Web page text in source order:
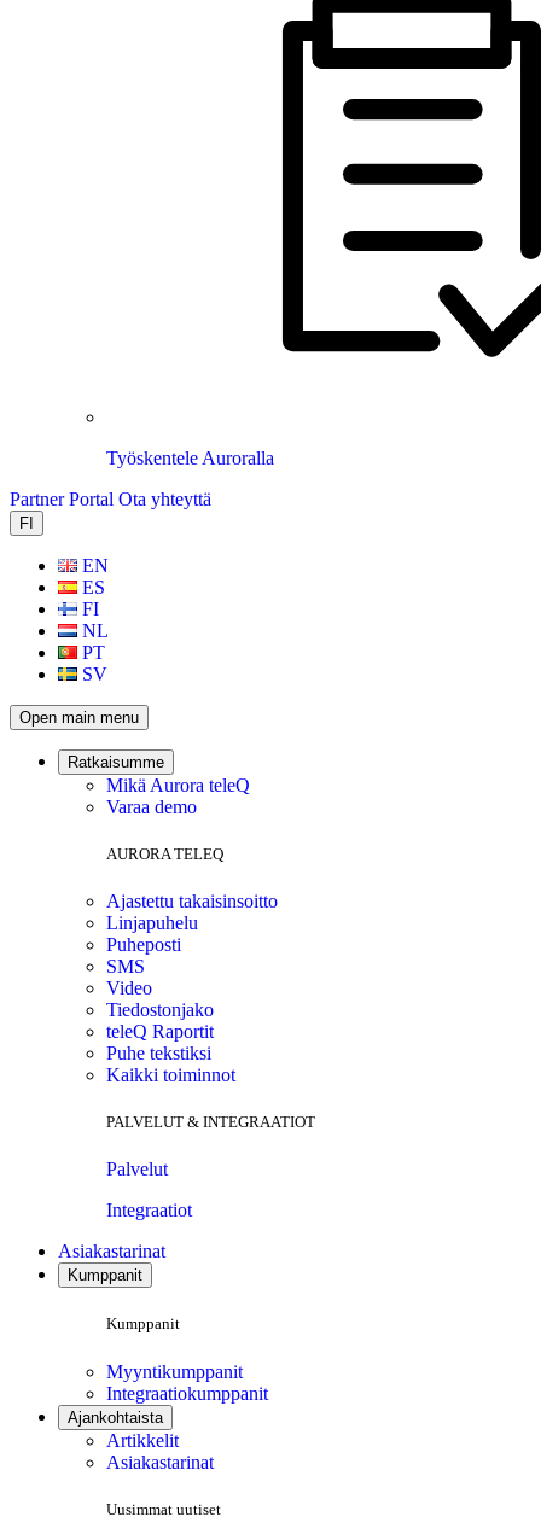
Työskentele Auroralla
Partner Portal Ota yhteyttä
FI
EN
ES
FI
NL
PT
SV
Open main menu
Ratkaisumme
Mikä Aurora teleQ
Varaa demo
AURORA TELEQ
Ajastettu takaisinsoitto
Linjapuhelu
Puheposti
SMS
Video
Tiedostonjako
teleQ Raportit
Puhe tekstiksi
Kaikki toiminnot
PALVELUT & INTEGRAATIOT
Palvelut
Integraatiot
Asiakastarinat
Kumppanit
Kumppanit
Myyntikumppanit
Integraatiokumppanit
Ajankohtaista
Artikkelit
Asiakastarinat
Uusimmat uutiset